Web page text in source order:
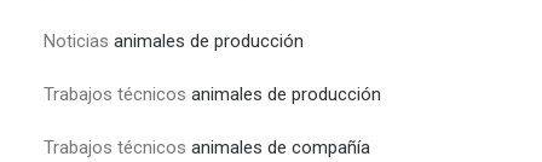
Noticias animales de producción
Trabajos técnicos animales de producción
Trabajos técnicos animales de compañía